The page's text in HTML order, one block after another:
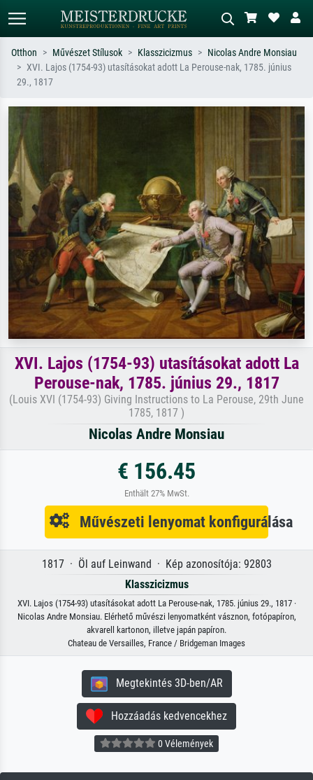
impresszionizmus, Hokusai-hullám,
piros absztrakt, sötét olajkép, álló akt
Otthon Művészet Stílusok Klasszicizmus
Nicolas Andre Monsiau
XVI. Lajos (1754-93) utasításokat adott La Perouse-nak, 1785. június
29., 1817
XVI. Lajos (1754-93) utasításokat adott La
Perouse-nak, 1785. június 29., 1817
(Louis XVI (1754-93) Giving Instructions to La Perouse, 29th June
1785, 1817 )
Nicolas Andre Monsiau
€ 156.45
Enthält 27% MwSt.
Művészeti lenyomat konfigurálása
1817 · Öl auf Leinwand · Kép azonosítója: 92803
Klasszicizmus
XVI. Lajos (1754-93) utasításokat adott La Perouse-nak, 1785. június 29., 1817 ·
Nicolas Andre Monsiau. Elérhető művészi lenyomatként vásznon, fotópapíron,
akvarell kartonon, illetve japán papíron.
Chateau de Versailles, France / Bridgeman Images
Megtekintés 3D-ben/AR
Hozzáadás kedvencekhez
0 Vélemények